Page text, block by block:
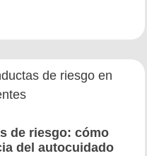
de riesgo: cómo
del autocuidado